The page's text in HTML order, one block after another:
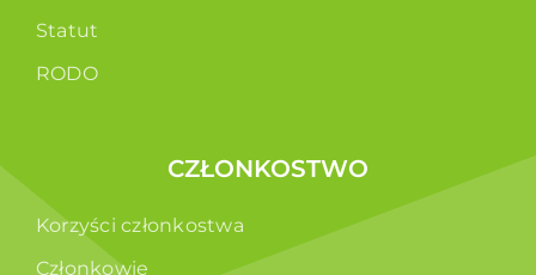
Statut
RODO
CZŁONKOSTWO
Korzyści członkostwa
Członkowie